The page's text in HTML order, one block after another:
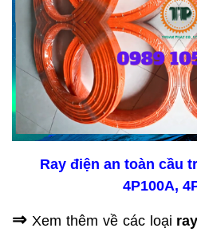
Ray điện an toàn cầu
4P100A,
⇒ Xem thêm về các loại